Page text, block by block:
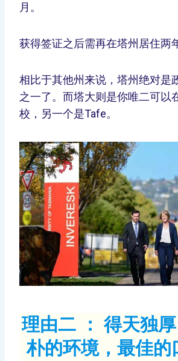
月。
获得签证之后需再在塔州居住两
相比于其他州来说，塔州绝对是
之一了。而塔大则是你唯二可以
校，另一个是Tafe。
理由二 ： 得天独
朴的环境，最佳的